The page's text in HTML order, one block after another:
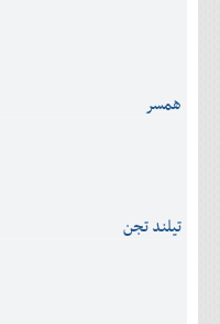
کلینیکهمسر
تيلند تجن